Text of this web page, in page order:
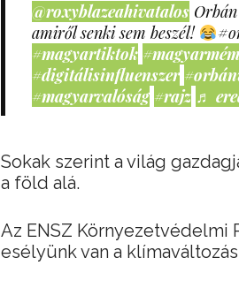
@roxyblazeahivatalos
amiről senki sem beszél!
#magyartiktok
#digitálisinfluenszer
#magyarvalóság #rajz ♬
Sokak szerint a világ
a föld alá.
Az ENSZ Környezetvédelmi
esélyünk van a